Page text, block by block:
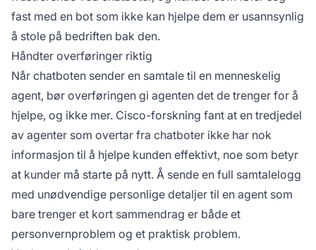
fast med en bot som ikke kan hjelpe dem er usannsynlig
å stole på bedriften bak den.
Håndter overføringer riktig
Når chatboten sender en samtale til en menneskelig
agent, bør overføringen gi agenten det de trenger for å
hjelpe, og ikke mer. Cisco-forskning fant at en tredjedel
av agenter som overtar fra chatboter ikke har nok
informasjon til å hjelpe kunden effektivt, noe som betyr
at kunder må starte på nytt. Å sende en full samtalelogg
med unødvendige personlige detaljer til en agent som
bare trenger et kort sammendrag er både et
personvernproblem og et praktisk problem.